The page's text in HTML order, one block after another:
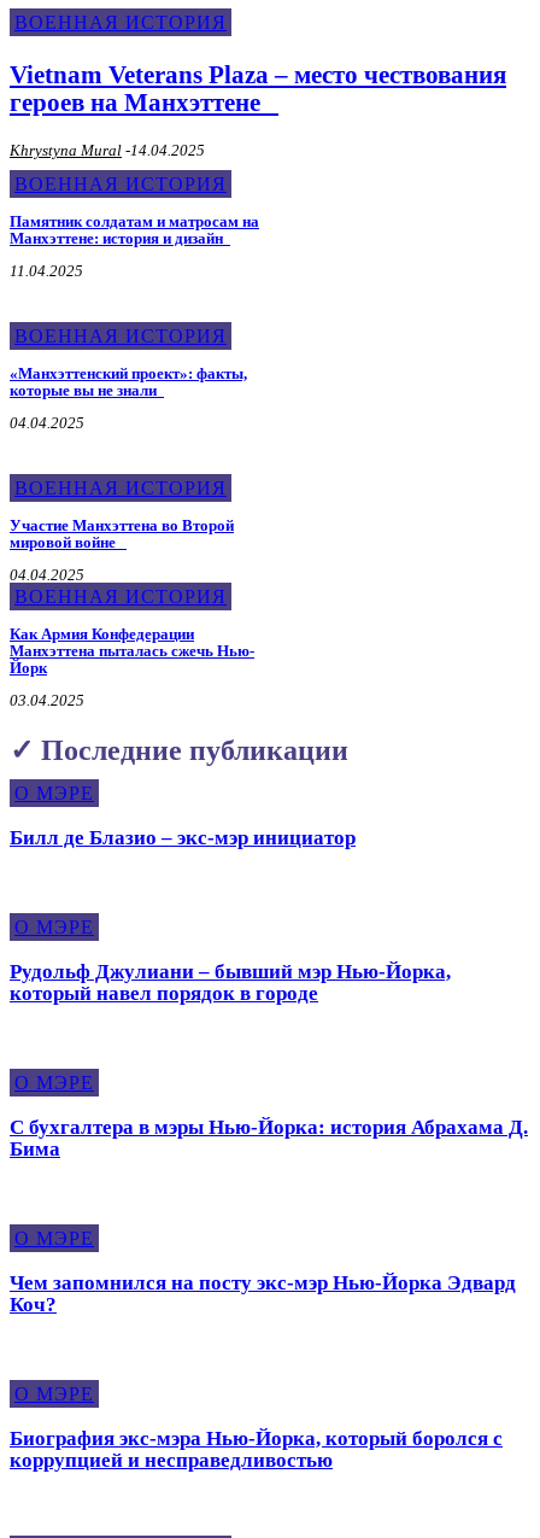
ВОЕННАЯ ИСТОРИЯ
Vietnam Veterans Plaza – место чествования
героев на Манхэттене
Khrystyna Mural -14.04.2025
ВОЕННАЯ ИСТОРИЯ
Памятник солдатам и матросам на
Манхэттене: история и дизайн
11.04.2025
ВОЕННАЯ ИСТОРИЯ
«Манхэттенский проект»: факты,
которые вы не знали
04.04.2025
ВОЕННАЯ ИСТОРИЯ
Участие Манхэттена во Второй
мировой войне
04.04.2025
ВОЕННАЯ ИСТОРИЯ
Как Армия Конфедерации
Манхэттена пыталась сжечь Нью-
Йорк
03.04.2025
✓ Последние публикации
О МЭРЕ
Билл де Блазио – экс-мэр инициатор
О МЭРЕ
Рудольф Джулиани – бывший мэр Нью-Йорка,
который навел порядок в городе
О МЭРЕ
С бухгалтера в мэры Нью-Йорка: история Абрахама Д.
Бима
О МЭРЕ
Чем запомнился на посту экс-мэр Нью-Йорка Эдвард
Коч?
О МЭРЕ
Биография экс-мэра Нью-Йорка, который боролся с
коррупцией и несправедливостью